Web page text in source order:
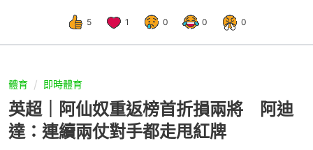
5 1 0 0 0
體育 即時體育
英超｜阿仙奴重返榜首折損兩將 阿迪
達：連續兩仗對手都走甩紅牌